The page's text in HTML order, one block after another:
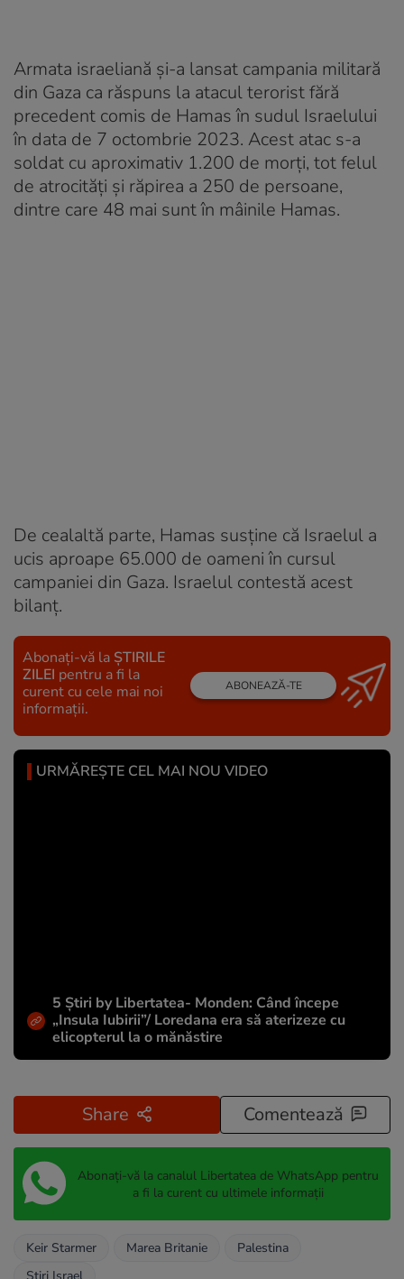
Armata israeliană şi-a lansat campania militară
din Gaza ca răspuns la atacul terorist fără
precedent comis de Hamas în sudul Israelului
în data de 7 octombrie 2023. Acest atac s-a
soldat cu aproximativ 1.200 de morți, tot felul
de atrocități și răpirea a 250 de persoane,
dintre care 48 mai sunt în mâinile Hamas.
De cealaltă parte, Hamas susține că Israelul a
ucis aproape 65.000 de oameni în cursul
campaniei din Gaza. Israelul contestă acest
bilanț.
Abonați-vă la ȘTIRILE
ZILEI pentru a fi la
curent cu cele mai noi
informații.
ABONEAZĂ-TE
URMĂREȘTE CEL MAI NOU VIDEO
5 Știri by Libertatea- Monden: Când începe
„Insula Iubirii”/ Loredana era să aterizeze cu
elicopterul la o mănăstire
Share Comentează
Abonați-vă la canalul Libertatea de WhatsApp pentru
a fi la curent cu ultimele informații
Keir Starmer Marea Britanie
Palestina